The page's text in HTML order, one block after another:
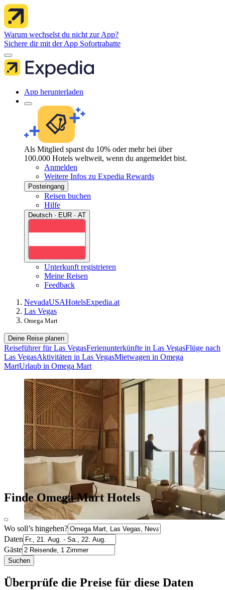
Warum wechselst du nicht zur App?
Sichere dir mit der App Sofortrabatte
App herunterladen
Als Mitglied sparst du 10% oder mehr bei über
100.000 Hotels weltweit, wenn du angemeldet bist.
Anmelden
Weitere Infos zu Expedia Rewards
Posteingang
Reisen buchen
Hilfe
Deutsch · EUR · AT
Unterkunft registrieren
Meine Reisen
Feedback
NevadaUSAHotelsExpedia.at
Las Vegas
Omega Mart
Deine Reise planen
Reiseführer für Las VegasFerienunterkünfte in Las VegasFlüge nach
Las VegasAktivitäten in Las VegasMietwagen in Omega
MartUrlaub in Omega Mart
Finde Omega Mart Hotels
Wo soll’s hingehen?
Daten
Gäste
Suchen
Überprüfe die Preise für diese Daten